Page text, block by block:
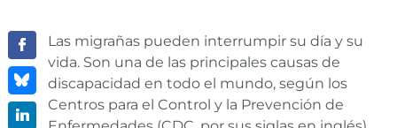
Las migrañas pueden interrumpir su día y su
vida. Son una de las principales causas de
discapacidad en todo el mundo, según los
Centros para el Control y la Prevención de